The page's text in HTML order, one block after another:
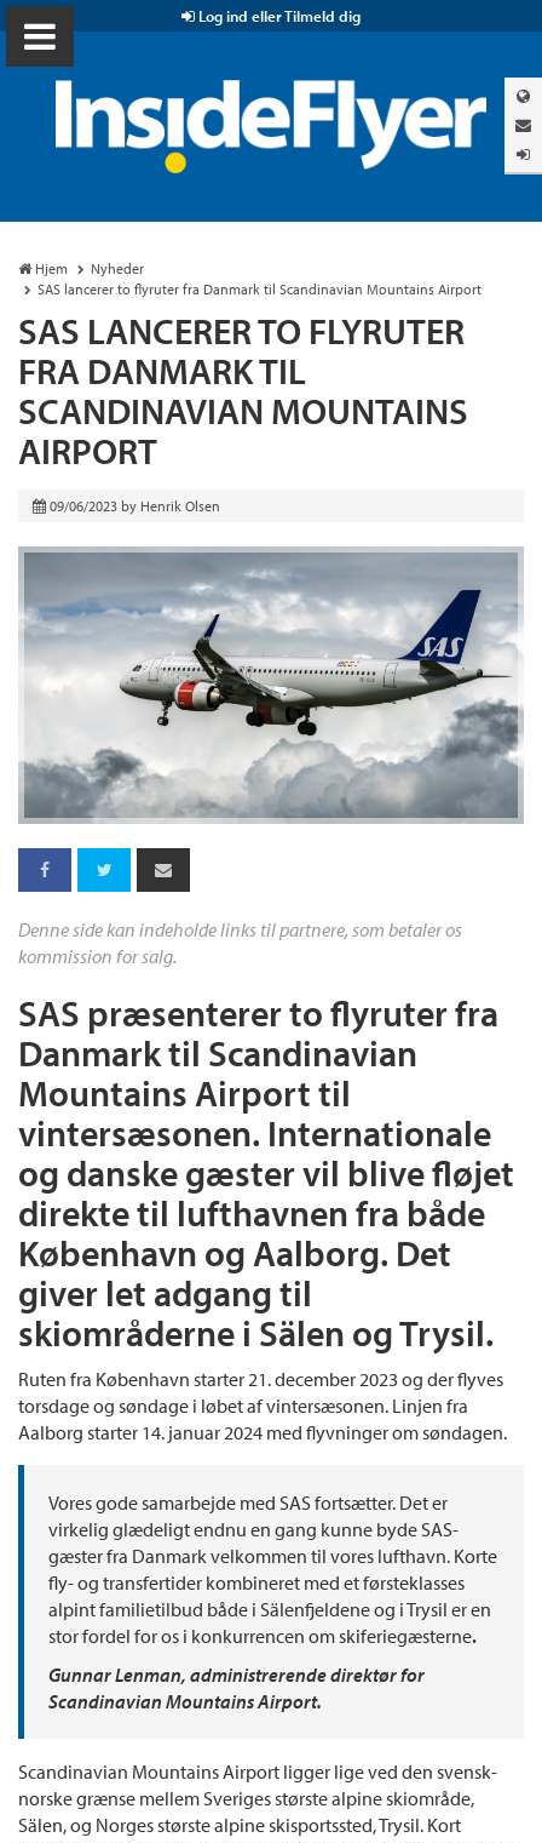
Log ind eller Tilmeld dig
Hjem
Nyheder
SAS lancerer to flyruter fra Danmark til Scandinavian Mountains Airport
SAS LANCERER TO FLYRUTER
FRA DANMARK TIL
SCANDINAVIAN MOUNTAINS
AIRPORT
09/06/2023 by Henrik Olsen
Denne side kan indeholde links til partnere, som betaler os
kommission for salg.
SAS præsenterer to flyruter fra
Danmark til Scandinavian
Mountains Airport til
vintersæsonen. Internationale
og danske gæster vil blive fløjet
direkte til lufthavnen fra både
København og Aalborg. Det
giver let adgang til
skiområderne i Sälen og Trysil.
Ruten fra København starter 21. december 2023 og der flyves
torsdage og søndage i løbet af vintersæsonen. Linjen fra
Aalborg starter 14. januar 2024 med flyvninger om søndagen.
Vores gode samarbejde med SAS fortsætter. Det er
virkelig glædeligt endnu en gang kunne byde SAS-
gæster fra Danmark velkommen til vores lufthavn. Korte
fly- og transfertider kombineret med et førsteklasses
alpint familietilbud både i Sälenfjeldene og i Trysil er en
stor fordel for os i konkurrencen om skiferiegæsterne.
Gunnar Lenman, administrerende direktør for
Scandinavian Mountains Airport.
Scandinavian Mountains Airport ligger lige ved den svensk-
norske grænse mellem Sveriges største alpine skiområde,
Sälen, og Norges største alpine skisportssted, Trysil. Kort